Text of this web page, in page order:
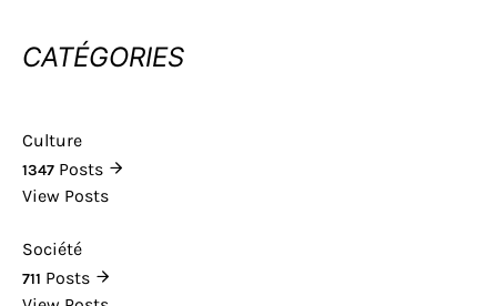
CATÉGORIES
Culture
1347 Posts
View Posts
Société
711 Posts